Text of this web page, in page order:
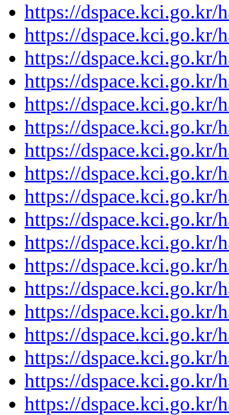
https://dspace.kci.go.kr/
https://dspace.kci.go.kr/
https://dspace.kci.go.kr/
https://dspace.kci.go.kr/
https://dspace.kci.go.kr/
https://dspace.kci.go.kr/
https://dspace.kci.go.kr/
https://dspace.kci.go.kr/
https://dspace.kci.go.kr/
https://dspace.kci.go.kr/
https://dspace.kci.go.kr/
https://dspace.kci.go.kr/
https://dspace.kci.go.kr/
https://dspace.kci.go.kr/
https://dspace.kci.go.kr/
https://dspace.kci.go.kr/
https://dspace.kci.go.kr/
https://dspace.kci.go.kr/